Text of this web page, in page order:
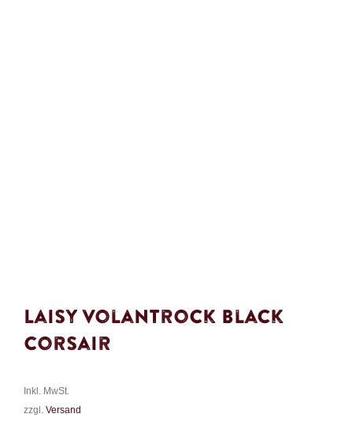
Laisy Volantrock Black
Corsair
Inkl. MwSt.
zzgl. Versand